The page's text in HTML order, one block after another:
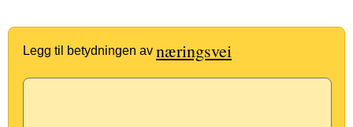
Legg til betydningen av næringsvei